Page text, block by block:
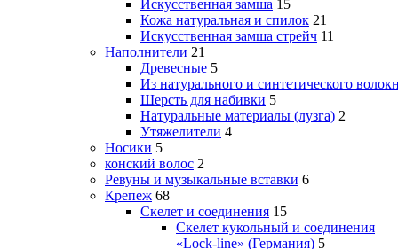
Искусственная замша 15
Кожа натуральная и спилок 21
Искусственная замша стрейч 11
Наполнители 21
Древесные 5
Из натурального и синтетического
Шерсть для набивки 5
Натуральные материалы (лузга) 2
Утяжелители 4
Носики 5
конский волос 2
Ревуны и музыкальные вставки 6
Крепеж 68
Скелет и соединения 15
Скелет кукольный и соединения
«Lock-line» (Германия) 5